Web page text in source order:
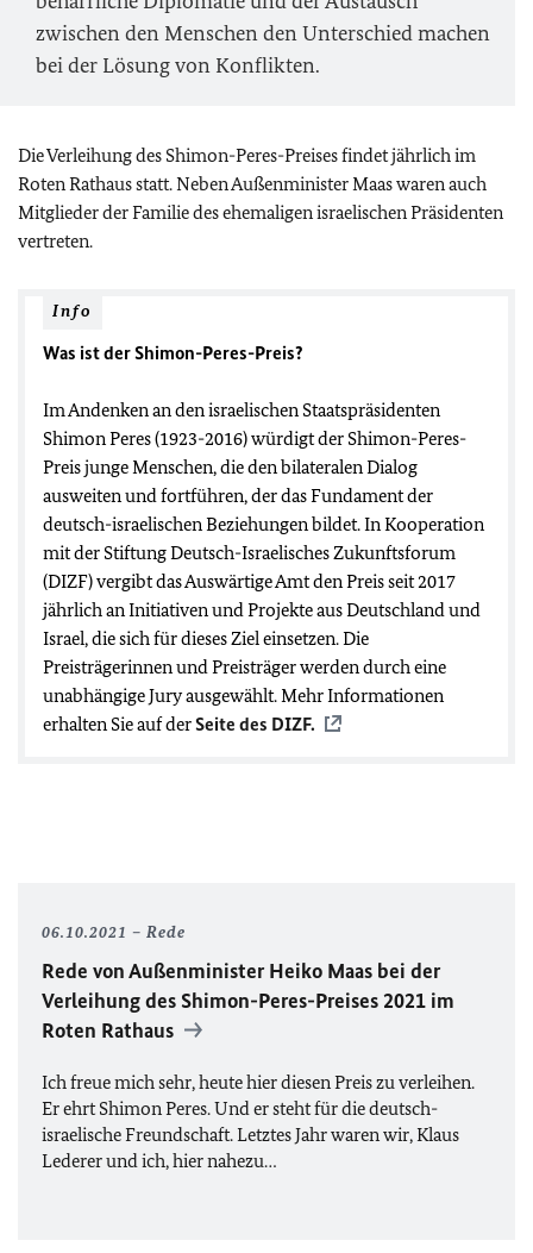
zwischen den Menschen den Unterschied machen
bei der Lösung von Konflikten.
Die Verleihung des Shimon-Peres-Preises findet jährlich im
Roten Rathaus statt. Neben Außenminister Maas waren auch
Mitglieder der Familie des ehemaligen israelischen Präsidenten
vertreten.
Info
Was ist der Shimon-Peres-Preis?
Im Andenken an den israelischen Staatspräsidenten
Shimon Peres (1923-2016) würdigt der Shimon-Peres-
Preis junge Menschen, die den bilateralen Dialog
ausweiten und fortführen, der das Fundament der
deutsch-israelischen Beziehungen bildet. In Kooperation
mit der Stiftung Deutsch-Israelisches Zukunftsforum
(DIZF) vergibt das Auswärtige Amt den Preis seit 2017
jährlich an Initiativen und Projekte aus Deutschland und
Israel, die sich für dieses Ziel einsetzen. Die
Preisträgerinnen und Preisträger werden durch eine
unabhängige Jury ausgewählt. Mehr Informationen
erhalten Sie auf derSeite des DIZF.
06.10.2021 Rede
Rede von Außenminister Heiko Maas bei der
Verleihung des Shimon-Peres-Preises 2021 im
Roten Rathaus
Ich freue mich sehr, heute hier diesen Preis zu verleihen.
Er ehrt Shimon Peres. Und er steht für die deutsch-
israelische Freundschaft. Letztes Jahr waren wir, Klaus
Lederer und ich, hier nahezu…